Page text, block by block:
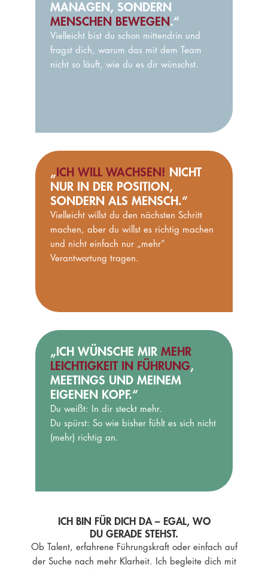
MANAGEN, SONDERN
MENSCHEN BEWEGEN.“
Vielleicht bist du schon mittendrin und
fragst dich, warum das mit dem Team
nicht so läuft, wie du es dir wünschst.
„ ICH WILL WACHSEN! NICHT
NUR IN DER POSITION,
SONDERN ALS MENSCH.“
Vielleicht willst du den nächsten Schritt
machen, aber du willst es richtig machen
und nicht einfach nur „mehr“
Verantwortung tragen.
„ICH WÜNSCHE MIR MEHR
LEICHTIGKEIT IN FÜHRUNG,
MEETINGS UND MEINEM
EIGENEN KOPF.“
Du weißt: In dir steckt mehr.
Du spürst: So wie bisher fühlt es sich nicht
(mehr) richtig an.
ICH BIN FÜR DICH DA – EGAL, WO
DU GERADE STEHST.
Ob Talent, erfahrene Führungskraft oder einfach auf
der Suche nach mehr Klarheit. Ich begleite dich mit